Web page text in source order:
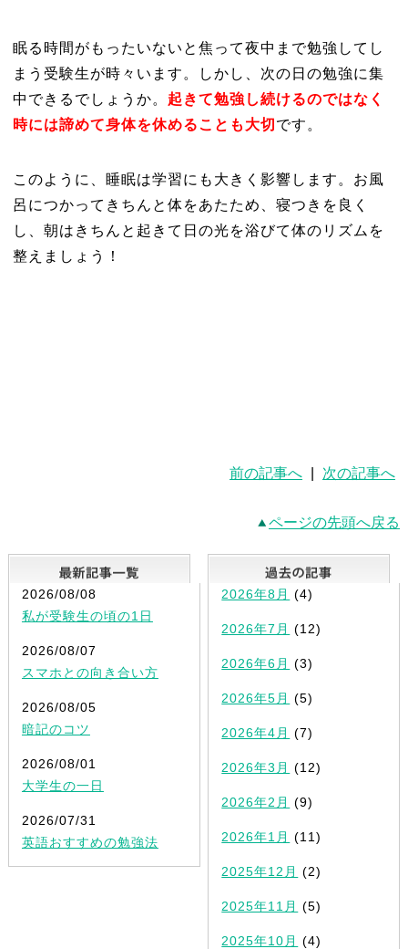
眠る時間がもったいないと焦って夜中まで勉強してし
まう受験生が時々います。しかし、次の日の勉強に集
中できるでしょうか。 起きて勉強し続けるのではなく
時には諦めて身体を休めることも大切 です。
このように、睡眠は学習にも大きく影響します。お風
呂につかってきちんと体をあたため、寝つきを良く
し、朝はきちんと起きて日の光を浴びて体のリズムを
整えましょう！
前の記事へ 次の記事へ
ページの先頭へ戻る
最新記事一覧
2026/08/08
私が受験生の頃の1日
2026/08/07
スマホとの向き合い方
2026/08/05
暗記のコツ
2026/08/01
大学生の一日
2026/07/31
英語おすすめの勉強法
2026年8月 (4)
2026年7月 (12)
2026年6月 (3)
2026年5月 (5)
2026年4月 (7)
2026年3月 (12)
2026年2月 (9)
2026年1月 (11)
2025年12月 (2)
2025年11月 (5)
2025年10月 (4)